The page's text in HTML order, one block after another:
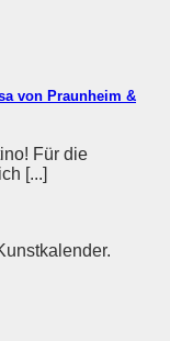
von Praunheim &
Für die
[...]